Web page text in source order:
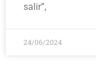
salir”,
24/06/2024